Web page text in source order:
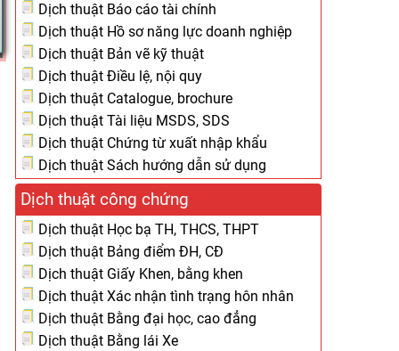
Dịch thuật Báo cáo tài chính
Dịch thuật Hồ sơ năng lực doanh nghiệp
Dịch thuật Bản vẽ kỹ thuật
Dịch thuật Điều lệ, nội quy
Dịch thuật Catalogue, brochure
Dịch thuật Tài liệu MSDS, SDS
Dịch thuật Chứng từ xuất nhập khẩu
Dịch thuật Sách hướng dẫn sử dụng
Dịch thuật công chứng
Dịch thuật Học bạ TH, THCS, THPT
Dịch thuật Bảng điểm ĐH, CĐ
Dịch thuật Giấy Khen, bằng khen
Dịch thuật Xác nhận tình trạng hôn nhân
Dịch thuật Bằng đại học, cao đẳng
Dịch thuật Bằng lái Xe